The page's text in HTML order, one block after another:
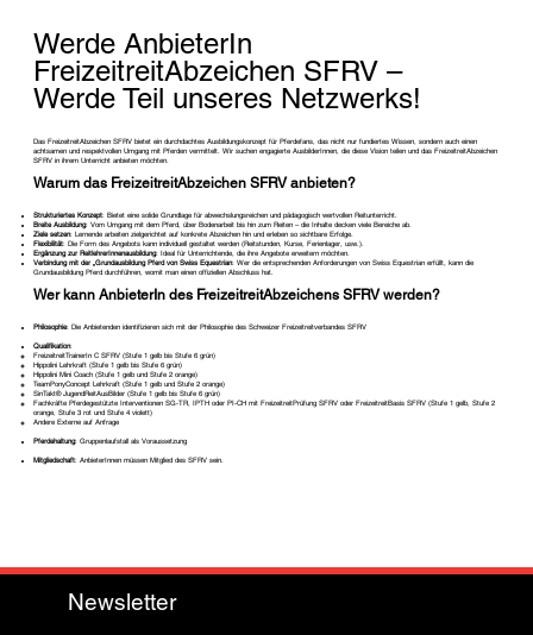
Werde AnbieterIn
FreizeitreitAbzeichen SFRV –
Werde Teil unseres Netzwerks!
Das FreizeitreitAbzeichen SFRV bietet ein durchdachtes Ausbildungskonzept für Pferdefans, das nicht nur fundiertes Wissen, sondern auch einen
achtsamen und respektvollen Umgang mit Pferden vermittelt. Wir suchen engagierte AusbilderInnen, die diese Vision teilen und das FreizeitreitAbzeichen
SFRV in ihrem Unterricht anbieten möchten.
Warum das FreizeitreitAbzeichen SFRV anbieten?
Strukturiertes Konzept: Bietet eine solide Grundlage für abwechslungsreichen und pädagogisch wertvollen Reitunterricht.
Breite Ausbildung: Vom Umgang mit dem Pferd, über Bodenarbeit bis hin zum Reiten – die Inhalte decken viele Bereiche ab.
Ziele setzen: Lernende arbeiten zielgerichtet auf konkrete Abzeichen hin und erleben so sichtbare Erfolge.
Flexibilität: Die Form des Angebots kann individuell gestaltet werden (Reitstunden, Kurse, Ferienlager, usw.).
Ergänzung zur ReitlehrerInnenausbildung: Ideal für Unterrichtende, die ihre Angebote erweitern möchten.
Verbindung mit der „Grundausbildung Pferd von Swiss Equestrian: Wer die entsprechenden Anforderungen von Swiss Equestrian erfüllt, kann die
Grundausbildung Pferd durchführen, womit man einen offiziellen Abschluss hat.
Wer kann AnbieterIn des FreizeitreitAbzeichens SFRV werden?
Philosophie: Die Anbietenden identifizieren sich mit der Philosophie des Schweizer Freizeitreitverbandes SFRV
Qualifikation:
FreizeitreitTrainerIn C SFRV (Stufe 1 gelb bis Stufe 6 grün)
Hippolini Lehrkraft (Stufe 1 gelb bis Stufe 6 grün)
Hippolini Mini Coach (Stufe 1 gelb und Stufe 2 orange)
TeamPonyConcept Lehrkraft (Stufe 1 gelb und Stufe 2 orange)
SinTakt® JugendReitAusBilder (Stufe 1 gelb bis Stufe 6 grün)
Fachkräfte Pferdegestützte Interventionen SG-TR, IPTH oder PI-CH mit FreizeitreitPrüfung SFRV oder FreizeitreitBasis SFRV (Stufe 1 gelb, Stufe 2
orange, Stufe 3 rot und Stufe 4 violett)
Andere Externe auf Anfrage
Pferdehaltung: Gruppenlaufstall als Voraussetzung
Mitgliedschaft: AnbieterInnen müssen Mitglied des SFRV sein.
Newsletter